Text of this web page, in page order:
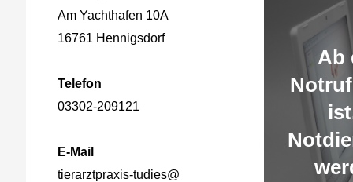
Ab
Am Yachthafen 10A
16761 Hennigsdorf
Telefon
03302-209121
E-Mail
tierarztpraxis-tudies@